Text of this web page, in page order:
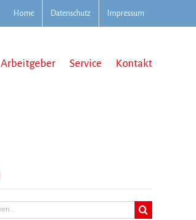
Home Datenschutz Impressum
Arbeitgeber Service Kontakt